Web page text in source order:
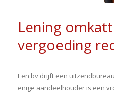
Lening
vergoeding
Een bv drijft een
enige aandeelhouder is een